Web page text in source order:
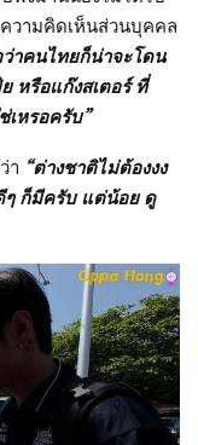
ความคิดเห็นส่วนบุคคล
ว่าคนไทยก็น่าจะโดน
หรือแก๊งสเตอร์ ที่
เหรอครับ”
า “ต่างชาติไม่ต้องงง
ๆ ก็มีครับ แต่น้อย ดู